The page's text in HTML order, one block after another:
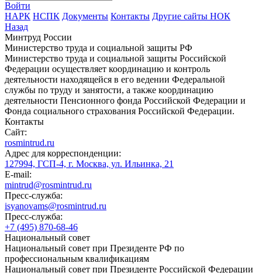
Войти
НАРК НСПК Документы Контакты Другие сайты НОК
Назад
Минтруд России
Министерство труда и социальной защиты РФ
Министерство труда и социальной защиты Российской
Федерации осуществляет координацию и контроль
деятельности находящейся в его ведении Федеральной
службы по труду и занятости, а также координацию
деятельности Пенсионного фонда Российской Федерации и
Фонда социального страхования Российской Федерации.
Контакты
Сайт:
rosmintrud.ru
Адрес для корреспонденции:
127994, ГСП-4, г. Москва, ул. Ильинка, 21
E-mail:
mintrud@rosmintrud.ru
Пресс-служба:
isyanovams@rosmintrud.ru
Пресс-служба:
+7 (495) 870-68-46
Национальный совет
Национальный совет при Президенте РФ по
профессиональным квалификациям
Национальный совет при Президенте Российской Федерации